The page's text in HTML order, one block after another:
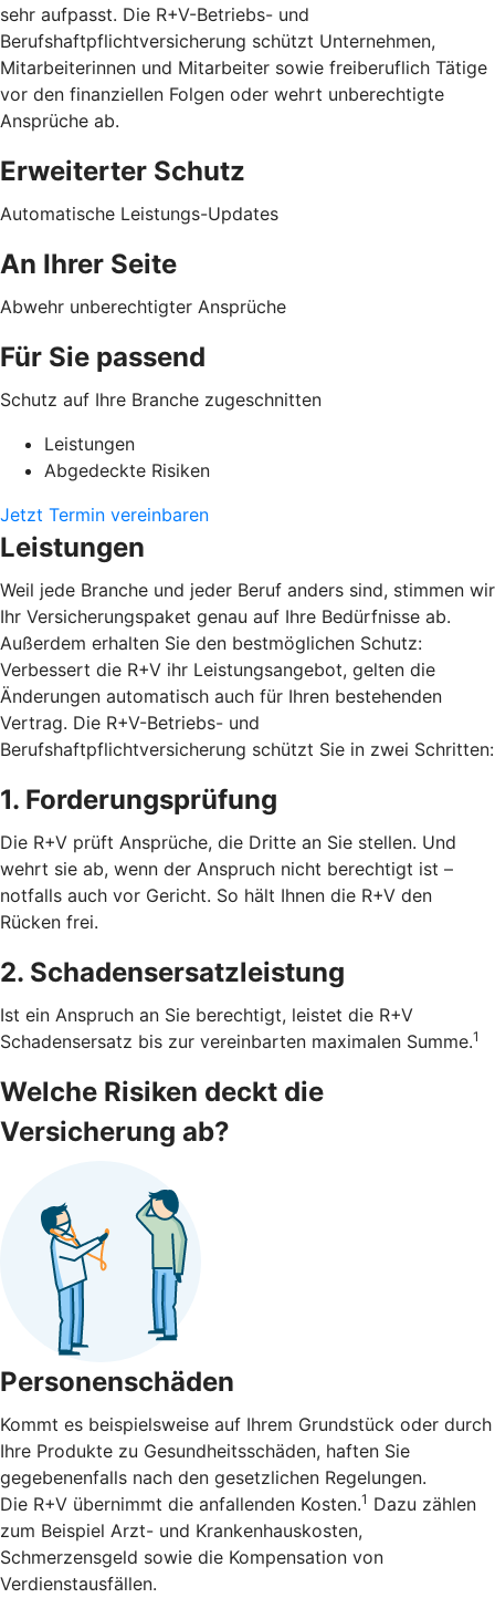
sehr aufpasst. Die R+V-Betriebs- und
Berufshaftpflichtversicherung schützt Unternehmen,
Mitarbeiterinnen und Mitarbeiter sowie freiberuflich Tätige
vor den finanziellen Folgen oder wehrt unberechtigte
Ansprüche ab.
Erweiterter Schutz
Automatische Leistungs-Updates
An Ihrer Seite
Abwehr unberechtigter Ansprüche
Für Sie passend
Schutz auf Ihre Branche zugeschnitten
Leistungen
Abgedeckte Risiken
Jetzt Termin vereinbaren
Leistungen
Weil jede Branche und jeder Beruf anders sind, stimmen wir
Ihr Versicherungspaket genau auf Ihre Bedürfnisse ab.
Außerdem erhalten Sie den bestmöglichen Schutz:
Verbessert die R+V ihr Leistungsangebot, gelten die
Änderungen automatisch auch für Ihren bestehenden
Vertrag. Die R+V-Betriebs- und
Berufshaftpflichtversicherung schützt Sie in zwei Schritten:
1. Forderungsprüfung
Die R+V prüft Ansprüche, die Dritte an Sie stellen. Und
wehrt sie ab, wenn der Anspruch nicht berechtigt ist –
notfalls auch vor Gericht. So hält Ihnen die R+V den
Rücken frei.
2. Schadensersatzleistung
Ist ein Anspruch an Sie berechtigt, leistet die R+V
Schadensersatz bis zur vereinbarten maximalen Summe.1
Welche Risiken deckt die
Versicherung ab?
Personenschäden
Kommt es beispielsweise auf Ihrem Grundstück oder durch
Ihre Produkte zu Gesundheitsschäden, haften Sie
gegebenenfalls nach den gesetzlichen Regelungen.
Die R+V übernimmt die anfallenden Kosten.1 Dazu zählen
zum Beispiel Arzt- und Krankenhauskosten,
Schmerzensgeld sowie die Kompensation von
Verdienstausfällen.